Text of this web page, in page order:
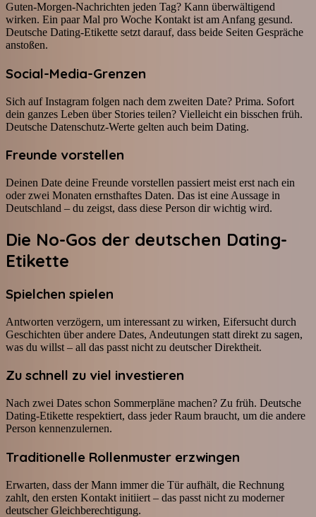
Guten-Morgen-Nachrichten jeden Tag? Kann überwältigend
wirken. Ein paar Mal pro Woche Kontakt ist am Anfang gesund.
Deutsche Dating-Etikette setzt darauf, dass beide Seiten Gespräche
anstoßen.
Social-Media-Grenzen
Sich auf Instagram folgen nach dem zweiten Date? Prima. Sofort
dein ganzes Leben über Stories teilen? Vielleicht ein bisschen früh.
Deutsche Datenschutz-Werte gelten auch beim Dating.
Freunde vorstellen
Deinen Date deine Freunde vorstellen passiert meist erst nach ein
oder zwei Monaten ernsthaftes Daten. Das ist eine Aussage in
Deutschland – du zeigst, dass diese Person dir wichtig wird.
Die No-Gos der deutschen Dating-
Etikette
Spielchen spielen
Antworten verzögern, um interessant zu wirken, Eifersucht durch
Geschichten über andere Dates, Andeutungen statt direkt zu sagen,
was du willst – all das passt nicht zu deutscher Direktheit.
Zu schnell zu viel investieren
Nach zwei Dates schon Sommerpläne machen? Zu früh. Deutsche
Dating-Etikette respektiert, dass jeder Raum braucht, um die andere
Person kennenzulernen.
Traditionelle Rollenmuster erzwingen
Erwarten, dass der Mann immer die Tür aufhält, die Rechnung
zahlt, den ersten Kontakt initiiert – das passt nicht zu moderner
deutscher Gleichberechtigung.